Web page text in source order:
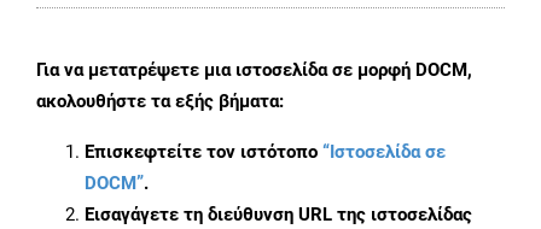
Για να μετατρέψετε μια ιστοσελίδα σε μορφή DOCM,
ακολουθήστε τα εξής βήματα:
Επισκεφτείτε τον ιστότοπο “Ιστοσελίδα σε
DOCM”.
Εισαγάγετε τη διεύθυνση URL της ιστοσελίδας